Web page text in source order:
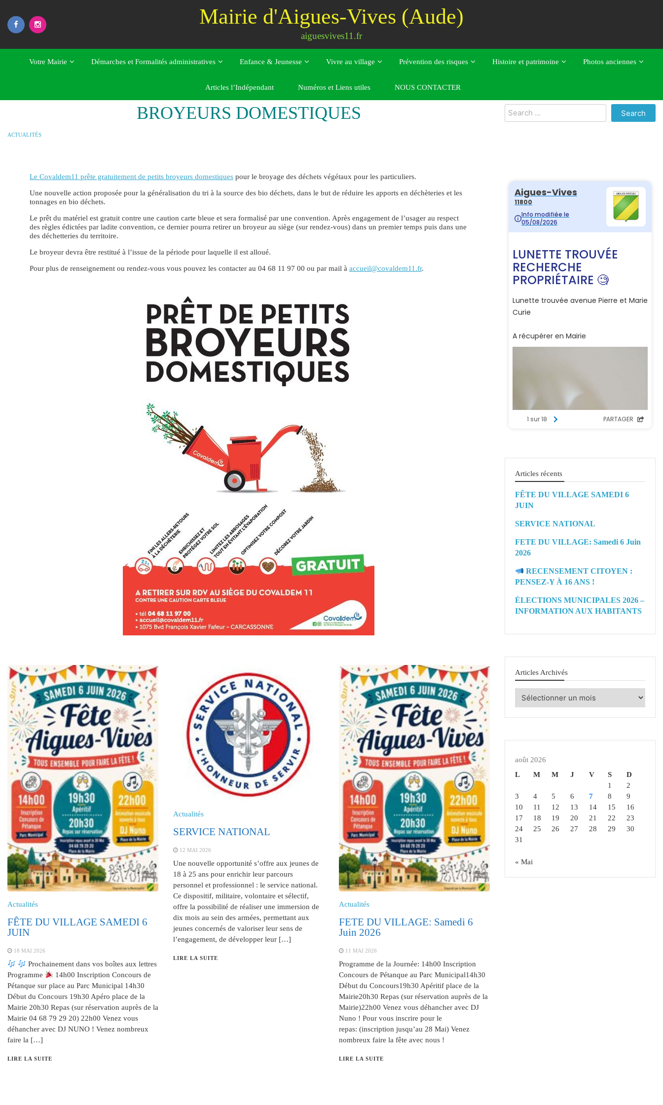
content
Mairie d'Aigues-Vives (Aude)
aiguesvives11.fr
Votre Mairie Démarches et Formalités administratives Enfance & Jeunesse Vivre au village Prévention des risques Histoire et patrimoine Photos anciennes
Articles l’Indépendant Numéros et Liens utiles NOUS CONTACTER
BROYEURS DOMESTIQUES
ACTUALITÉS
Le Covaldem11 prête gratuitement de petits broyeurs domestiques pour le broyage des déchets végétaux pour les particuliers.
Une nouvelle action proposée pour la généralisation du tri à la source des bio déchets, dans le but de réduire les apports en déchèteries et les
tonnages en bio déchets.
Le prêt du matériel est gratuit contre une caution carte bleue et sera formalisé par une convention. Après engagement de l’usager au respect
des règles édictées par ladite convention, ce dernier pourra retirer un broyeur au siège (sur rendez-vous) dans un premier temps puis dans une
des déchetteries du territoire.
Le broyeur devra être restitué à l’issue de la période pour laquelle il est alloué.
Pour plus de renseignement ou rendez-vous vous pouvez les contacter au 04 68 11 97 00 ou par mail à accueil@covaldem11.fr.
Actualités
FÊTE DU VILLAGE SAMEDI 6
JUIN
18 MAI 2026
Prochainement dans vos boîtes aux lettres
Programme
14h00 Inscription Concours de
Pétanque sur place au Parc Municipal 14h30
Début du Concours 19h30 Apéro place de la
Mairie 20h30 Repas (sur réservation auprès de la
Mairie 04 68 79 29 20) 22h00 Venez vous
déhancher avec DJ NUNO ! Venez nombreux
faire la […]
LIRE LA SUITE
Actualités
SERVICE NATIONAL
12 MAI 2026
Une nouvelle opportunité s’offre aux jeunes de
18 à 25 ans pour enrichir leur parcours
personnel et professionnel : le service national.
Ce dispositif, militaire, volontaire et sélectif,
offre la possibilité de réaliser une immersion de
dix mois au sein des armées, permettant aux
jeunes concernés de valoriser leur sens de
l’engagement, de développer leur […]
LIRE LA SUITE
Actualités
FETE DU VILLAGE: Samedi 6
Juin 2026
11 MAI 2026
Programme de la Journée: 14h00 Inscription
Concours de Pétanque au Parc Municipal14h30
Début du Concours19h30 Apéritif place de la
Mairie20h30 Repas (sur réservation auprès de la
Mairie)22h00 Venez vous déhancher avec DJ
Nuno ! Pour vous inscrire pour le
repas: (inscription jusqu’au 28 Mai) Venez
nombreux faire la fête avec nous !
LIRE LA SUITE
Search
for:
Articles récents
FÊTE DU VILLAGE SAMEDI 6
JUIN
SERVICE NATIONAL
FETE DU VILLAGE: Samedi 6 Juin
2026
RECENSEMENT CITOYEN :
PENSEZ-Y À 16 ANS !
ÉLECTIONS MUNICIPALES 2026 –
INFORMATION AUX HABITANTS
Articles Archivés
Articles
août 2026
L
M M J V S
D
1
2
3
4 5 6 7 8
9
10
11 12 13 14 15
16
17
18 19 20 21 22
23
24
25 26 27 28 29
30
31
« Mai